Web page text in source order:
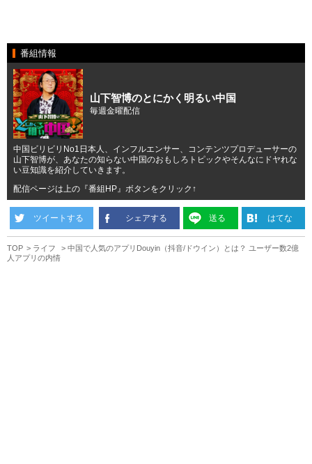
番組情報
山下智博のとにかく明るい中国
毎週金曜配信
中国ビリビリNo1日本人、インフルエンサー、コンテンツプロデューサーの
山下智博が、あなたの知らない中国のおもしろトピックやそんなにドヤれな
い豆知識を紹介していきます。
配信ページは上の『番組HP』ボタンをクリック↑
ツイートする シェアする 送る はてな
TOP ライフ
中国で人気のアプリDouyin（抖音/ドウイン）とは？ ユーザー数2億
人アプリの内情